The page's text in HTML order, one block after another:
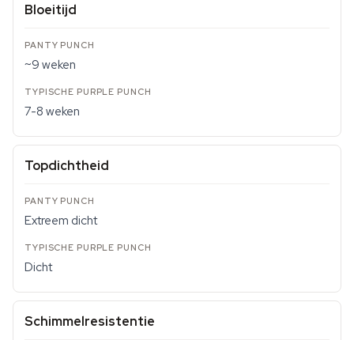
Bloeitijd
~9 weken
7-8 weken
Topdichtheid
Extreem dicht
Dicht
Schimmelresistentie